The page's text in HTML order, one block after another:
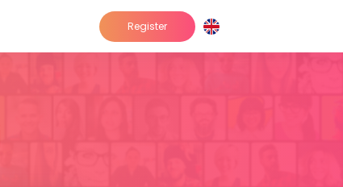
Register